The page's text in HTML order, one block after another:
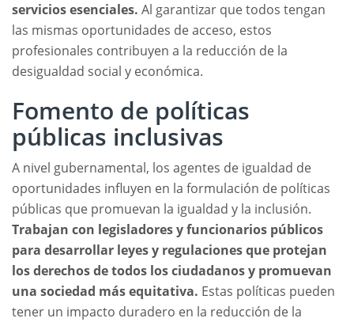
servicios esenciales. Al garantizar que todos tengan
las mismas oportunidades de acceso, estos
profesionales contribuyen a la reducción de la
desigualdad social y económica.
Fomento de políticas
públicas inclusivas
A nivel gubernamental, los agentes de igualdad de
oportunidades influyen en la formulación de políticas
públicas que promuevan la igualdad y la inclusión.
Trabajan con legisladores y funcionarios públicos
para desarrollar leyes y regulaciones que protejan
los derechos de todos los ciudadanos y promuevan
una sociedad más equitativa. Estas políticas pueden
tener un impacto duradero en la reducción de la